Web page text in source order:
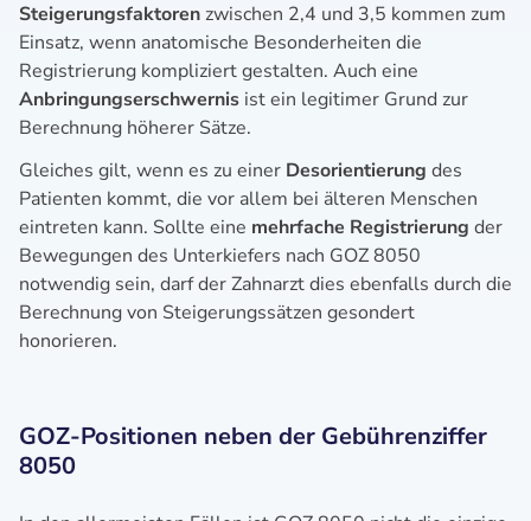
Steigerungsfaktoren zwischen 2,4 und 3,5 kommen zum
Einsatz, wenn anatomische Besonderheiten die
Registrierung kompliziert gestalten. Auch eine
Anbringungserschwernis ist ein legitimer Grund zur
Berechnung höherer Sätze.
Gleiches gilt, wenn es zu einer Desorientierung des
Patienten kommt, die vor allem bei älteren Menschen
eintreten kann. Sollte eine mehrfache Registrierung der
Bewegungen des Unterkiefers nach GOZ 8050
notwendig sein, darf der Zahnarzt dies ebenfalls durch die
Berechnung von Steigerungssätzen gesondert
honorieren.
GOZ-Positionen neben der Gebührenziffer
8050